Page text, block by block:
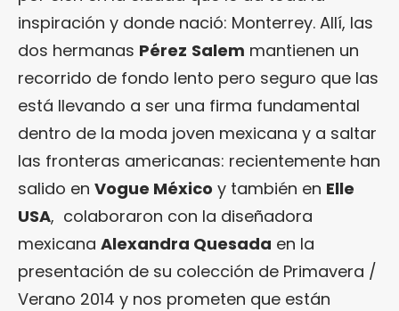
inspiración y donde nació: Monterrey. Allí, las
dos hermanas Pérez Salem mantienen un
recorrido de fondo lento pero seguro que las
está llevando a ser una firma fundamental
dentro de la moda joven mexicana y a saltar
las fronteras americanas: recientemente han
salido en Vogue México y también en Elle
USA, colaboraron con la diseñadora
mexicana Alexandra Quesada en la
presentación de su colección de Primavera /
Verano 2014 y nos prometen que están